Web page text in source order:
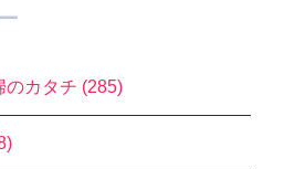
のカタチ (285)